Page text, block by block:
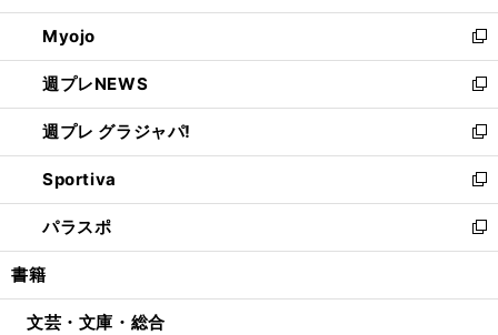
開
く
ウ
で
開
く
ン
ド
ウ
で
開
く
ウ
ィ
ン
ド
ウ
で
開
く
Myojo
新
し
い
ウ
ィ
ン
ド
ウ
で
開
週プレNEWS
新
し
い
ウ
ィ
ン
ド
ウ
開
週プレ グラジャパ!
新
し
い
ウ
ィ
ン
ウ
Sportiva
新
し
い
ウ
ン
パラスポ
新
し
ウ
書籍
文芸・文庫・総合